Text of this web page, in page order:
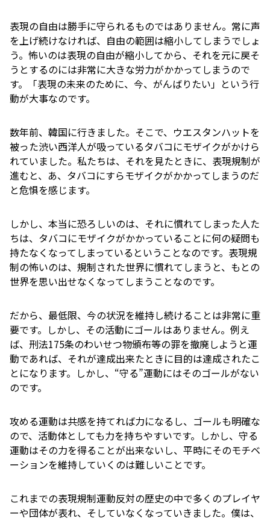
表現の自由は勝手に守られるものではありません。常に声
を上げ続けなければ、自由の範囲は縮小してしまうでしょ
う。怖いのは表現の自由が縮小してから、それを元に戻そ
うとするのには非常に大きな労力がかかってしまうので
す。「表現の未来のために、今、がんばりたい」という行
動が大事なのです。
数年前、韓国に行きました。そこで、ウエスタンハットを
被った渋い西洋人が吸っているタバコにモザイクがかけら
れていました。私たちは、それを見たときに、表現規制が
進むと、あ、タバコにすらモザイクがかかってしまうのだ
と危惧を感じます。
しかし、本当に恐ろしいのは、それに慣れてしまった人た
ちは、タバコにモザイクがかかっていることに何の疑問も
持たなくなってしまっているということなのです。表現規
制の怖いのは、規制された世界に慣れてしまうと、もとの
世界を思い出せなくなってしまうことなのです。
だから、最低限、今の状況を維持し続けることは非常に重
要です。しかし、その活動にゴールはありません。例え
ば、刑法175条のわいせつ物頒布等の罪を撤廃しようと運
動であれば、それが達成出来たときに目的は達成されたこ
とになります。しかし、“守る”運動にはそのゴールがない
のです。
攻める運動は共感を持てれば力になるし、ゴールも明確な
ので、活動体としても力を持ちやすいです。しかし、守る
運動はその力を得ることが出来ないし、平時にそのモチベ
ーションを維持していくのは難しいことです。
これまでの表現規制運動反対の歴史の中で多くのプレイヤ
ーや団体が表れ、そしていなくなっていきました。僕は、